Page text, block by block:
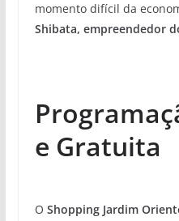
momento difícil da
Shibata, empreendedor
e Gratuita
O Shopping Jardim